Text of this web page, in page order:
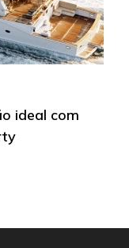
ideal com